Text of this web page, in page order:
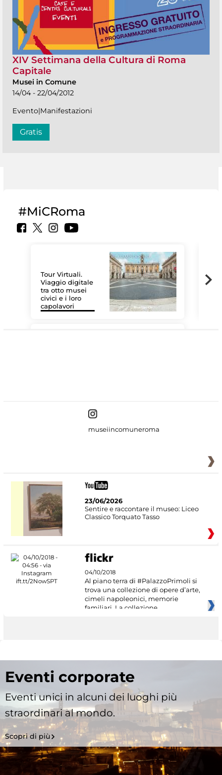
XIV Settimana della Cultura di Roma
Capitale
Musei in Comune
14/04 - 22/04/2012
Evento|Manifestazioni
Gratis
#MiCRoma
Tour Virtuali.
Viaggio digitale
tra otto musei
civici e i loro
capolavori
museiincomuneroma
23/06/2026
Sentire e raccontare il museo: Liceo
Classico Torquato Tasso
04/10/2018
Al piano terra di #PalazzoPrimoli si
trova una collezione di opere d’arte,
cimeli napoleonici, memorie
familiari. La collezione
Eventi corporate
Eventi unici in alcuni dei luoghi più
straordinari al mondo.
Scopri di più